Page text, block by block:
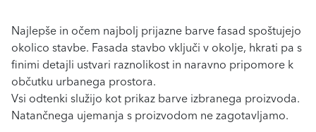
Najlepše in očem najbolj prijazne barve fasad spoštujejo
okolico stavbe. Fasada stavbo vključi v okolje, hkrati pa s
finimi detajli ustvari raznolikost in naravno pripomore k
občutku urbanega prostora.
Vsi odtenki služijo kot prikaz barve izbranega proizvoda.
Natančnega ujemanja s proizvodom ne zagotavljamo.